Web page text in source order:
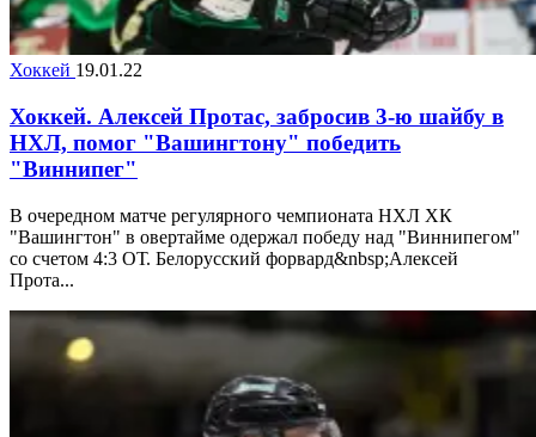
Хоккей 19.01.22
Хоккей. Алексей Протас, забросив 3-ю шайбу в
НХЛ, помог "Вашингтону" победить
"Виннипег"
В очередном матче регулярного чемпионата НХЛ ХК
"Вашингтон" в овертайме одержал победу над "Виннипегом"
со счетом 4:3 ОТ. Белорусский форвард&nbsp;Алексей
Прота...